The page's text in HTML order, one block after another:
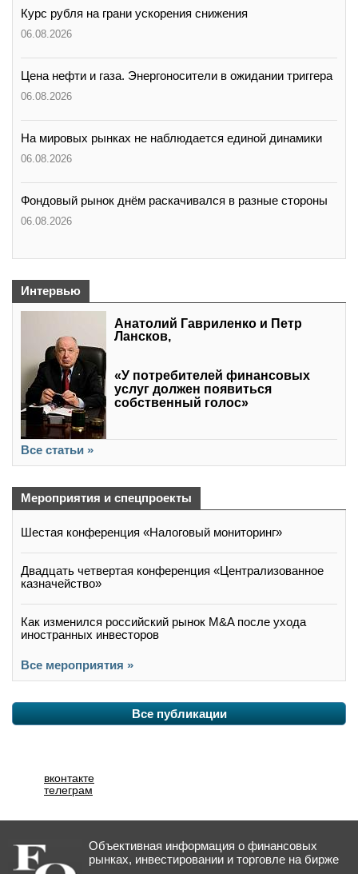
Курс рубля на грани ускорения снижения
06.08.2026
Цена нефти и газа. Энергоносители в ожидании триггера
06.08.2026
На мировых рынках не наблюдается единой динамики
06.08.2026
Фондовый рынок днём раскачивался в разные стороны
06.08.2026
Интервью
Анатолий Гавриленко и Петр
Лансков,
«У потребителей финансовых
услуг должен появиться
собственный голос»
Все статьи »
Мероприятия и спецпроекты
Шестая конференция «Налоговый мониторинг»
Двадцать четвертая конференция «Централизованное
казначейство»
Как изменился российский рынок M&A после ухода
иностранных инвесторов
Все мероприятия »
Все публикации
вконтакте
телеграм
Объективная информация о финансовых
рынках, инвестировании и торговле на бирже